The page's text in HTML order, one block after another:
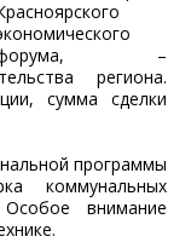
–
региона.
сумма сделки
программы
коммунальных
Особое внимание